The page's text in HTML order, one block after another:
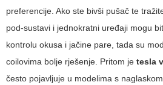
preferencije. Ako ste bivši pušač te
pod-sustavi i jednokratni uređaji mogu
kontrolu okusa i jačine pare, tada su
coilovima bolje rješenje. Pritom je tesla
često pojavljuje u modelima s